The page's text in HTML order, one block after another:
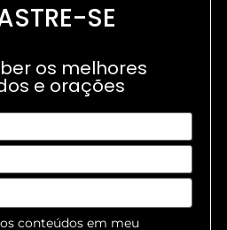
SE
os melhores
e orações
conteúdos em meu